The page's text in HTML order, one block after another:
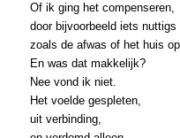
Of ik ging het compenseren,
door bijvoorbeeld iets nuttigs
zoals de afwas of het huis
En was dat makkelijk?
Nee vond ik niet.
Het voelde gespleten,
uit verbinding,